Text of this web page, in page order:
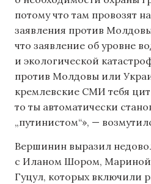
потому что там провозят
заявления против
что заявление об уровне
и экологической
против Молдовы или
кремлевские СМИ тебя
то ты автоматически
„путинистом“», —
Вершинин выразил
с Иланом Шором, Мариной
Гуцул, которых включили